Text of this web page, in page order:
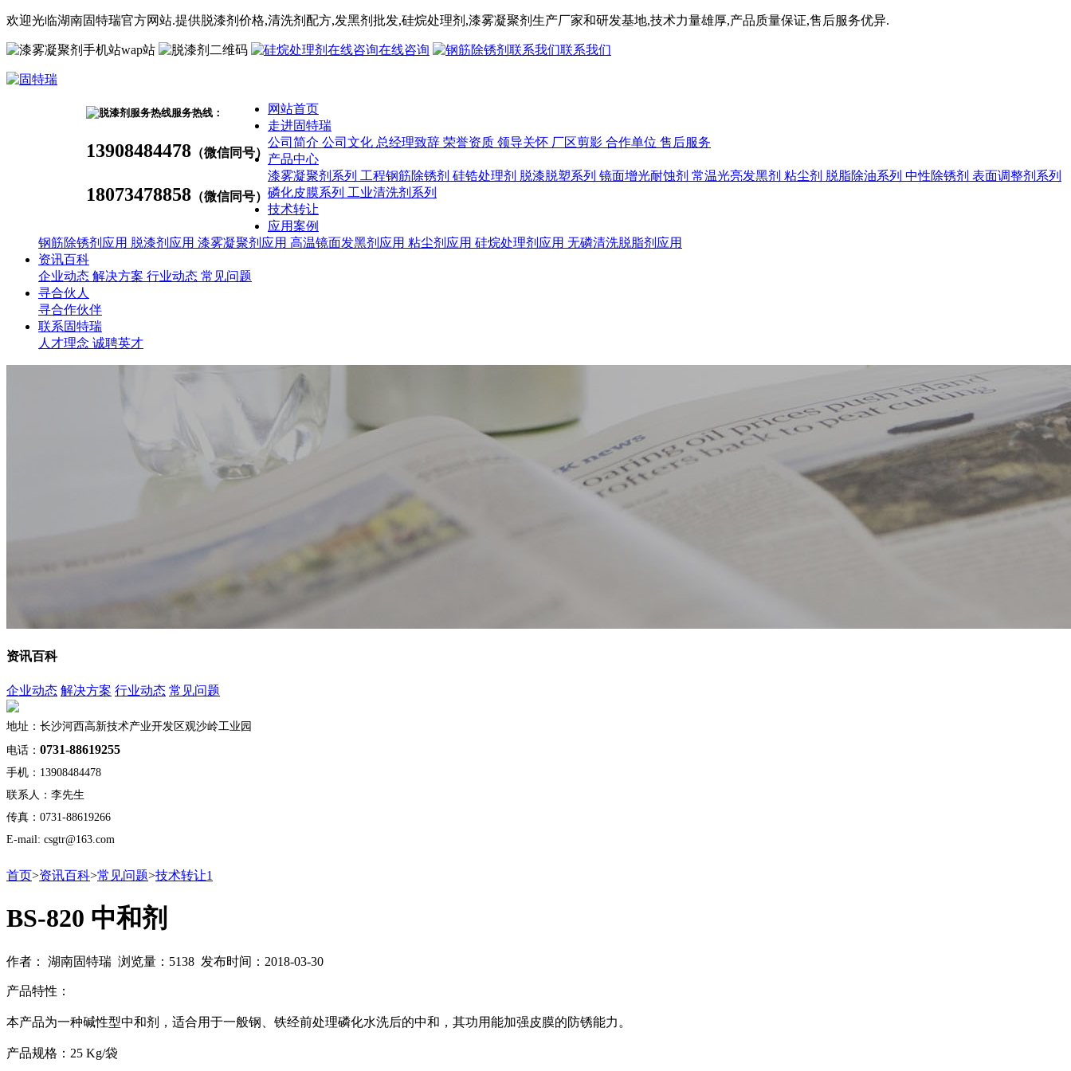
欢迎光临湖南固特瑞官方网站.提供脱漆剂价格,清洗剂 配方,发黑剂 批发,硅烷处理剂 ,漆雾凝聚剂 生产厂家和研发基地,技术力量雄厚,产品质量保证,售后服务优异.
wap站 在线咨询 联系我们
服务热线：
13908484478 （微信同号）
18073478858 （微信同号）
网站首页
走进固特瑞
公司简介 公司文化 总经理致辞 荣誉资质 领导关怀 厂区剪影 合作单位 售后服务
产品中心
漆雾凝聚剂系列 工程钢筋除锈剂 硅锆处理剂 脱漆脱塑系列 镜面增光耐蚀剂 常温光亮发黑剂 粘尘剂 脱脂除油系列 中性除锈剂 表面调整剂系列
磷化皮膜系列 工业清洗剂系列
技术转让
应用案例
钢筋除锈剂应用 脱漆剂应用 漆雾凝聚剂应用 高温镜面发黑剂应用 粘尘剂应用 硅烷处理剂应用 无磷清洗脱脂剂应用
资讯百科
企业动态 解决方案 行业动态 常见问题
寻合伙人
寻合作伙伴
联系固特瑞
人才理念 诚聘英才
资讯百科
企业动态 解决方案 行业动态 常见问题
地址：长沙河西高新技术产业开发区观沙岭工业园
电话： 0731-88619255
手机：13908484478
联系人：李先生
传真：0731-88619266
E-mail: csgtr@163.com
首页>资讯百科>常见问题>技术转让1
BS-820 中和剂
作者： 湖南固特瑞 浏览量：5138 发布时间：2018-03-30
产品特性：
本产品为一种碱性型中和剂，适合用于一般钢、铁经前处理磷化水洗后的中和，其功用能加强皮膜的防锈能力。
产品规格：25 Kg/袋